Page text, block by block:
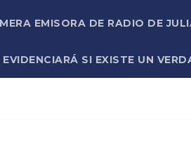
EMISORA DE RADIO DE
SI EXISTE UN